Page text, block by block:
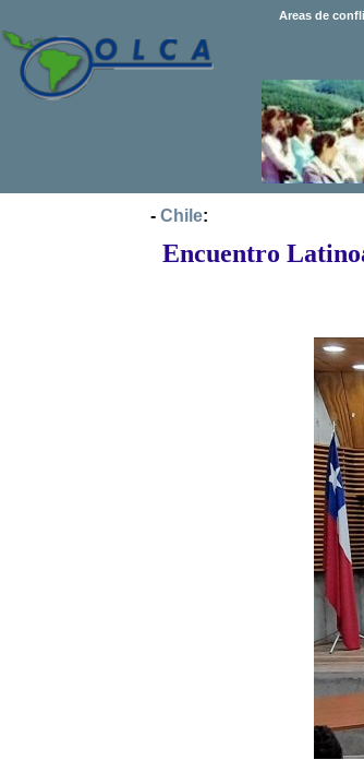
Areas de
- Chile:
Encuentro